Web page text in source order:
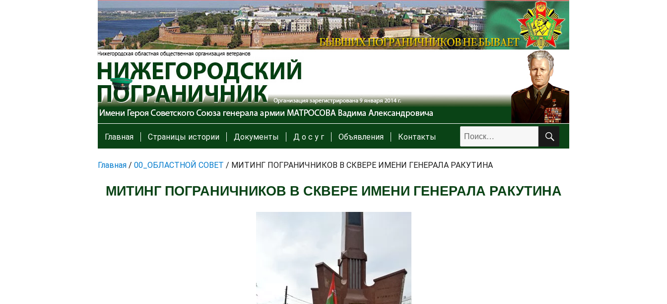
Искать: ПОИСК
Главная Страницы истории Документы Д о с у г Объявления Контакты
Главная / 00_ОБЛАСТНОЙ СОВЕТ / МИТИНГ ПОГРАНИЧНИКОВ В СКВЕРЕ ИМЕНИ ГЕНЕРАЛА РАКУТИНА
МИТИНГ ПОГРАНИЧНИКОВ В СКВЕРЕ ИМЕНИ ГЕНЕРАЛА РАКУТИНА